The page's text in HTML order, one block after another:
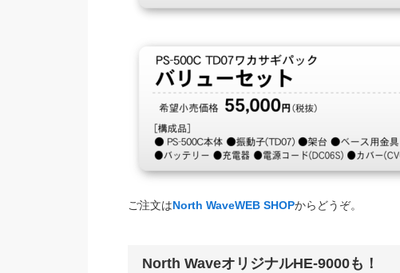
ご注文はNorth WaveWEB SHOPからどうぞ。
North WaveオリジナルHE-9000も！